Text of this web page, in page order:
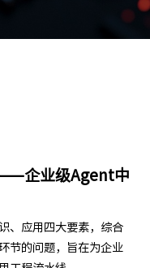
——企业级Agent中
、应用四大要素，综合
节的问题，旨在为企业